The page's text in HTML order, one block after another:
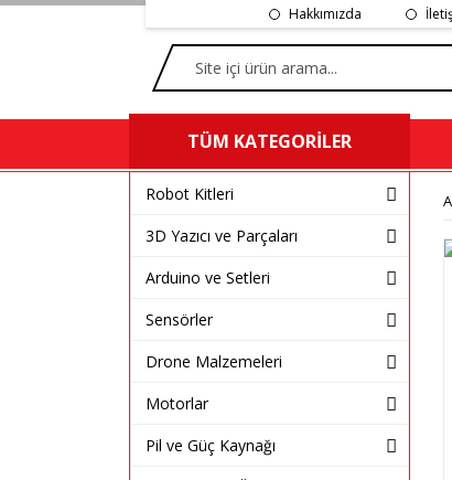
Hakkımızda
TÜM KATEGORİLER
Robot Kitleri
3D Yazıcı ve Parçaları
Arduino ve Setleri
Sensörler
Drone Malzemeleri
Motorlar
Pil ve Güç Kaynağı